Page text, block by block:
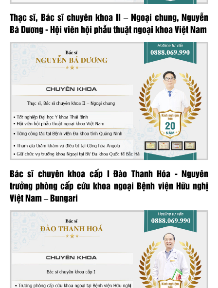
Thạc sĩ, Bác sĩ chuyên khoa II – Ngoại chung, Nguyễn
Bá Dương - Hội viên hội phẫu thuật ngoại khoa Việt Nam
Bác sĩ chuyên khoa cấp I Đào Thanh Hóa - Nguyên
trưởng phòng cấp cứu khoa ngoại Bệnh viện Hữu nghị
Việt Nam – Bungari